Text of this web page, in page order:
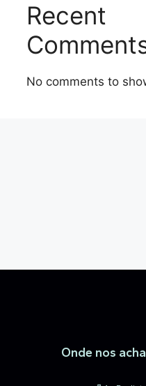
Recent
No comments to
Onde nos